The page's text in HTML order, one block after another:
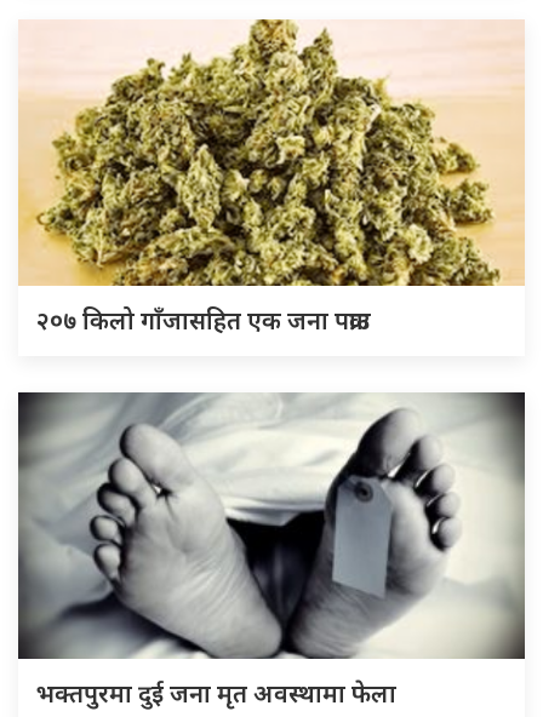
२०७ किलो गाँजासहित एक जना पक्राउ
भक्तपुरमा दुई जना मृत अवस्थामा फेला